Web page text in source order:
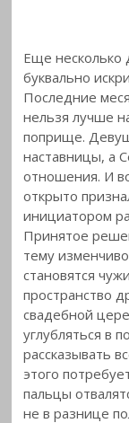
Еще
буквально
Последние
нельзя лучше
поприще.
наставницы, а
отношения. И
открыто
инициатором
Принятое
тему
становятся
пространство
свадебной
углубляться в
рассказывать
этого
пальцы
не в разнице